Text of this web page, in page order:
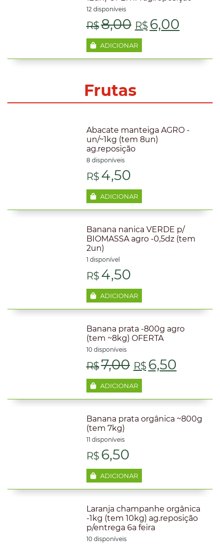
R$7,00.
12 disponíveis
R$8,00 O
preço
original
era:
R$8,00.
R$ 6,00
atual
ADICIONAR
Frutas
Abacate manteiga AGRO -
un/~1kg (tem 8un)
ag.reposição
8 disponíveis
R$ 4,50
ADICIONAR
Banana nanica VERDE p/
BIOMASSA agro -0,5dz (tem
2un)
1 disponível
R$ 4,50
ADICIONAR
Banana prata -800g agro
(tem ~8kg) OFERTA
10 disponíveis
R$7,00 O
preço
original
era:
R$ 6,50
atual
é:
ADICIONAR
Banana prata orgânica ~800g
(tem 7kg)
11 disponíveis
R$ 6,50
ADICIONAR
Laranja champanhe orgânica
-1kg (tem 10kg) ag.reposição
p/entrega 6a feira
10 disponíveis